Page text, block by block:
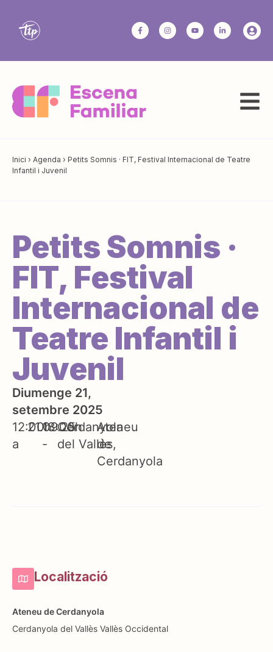
Inici › Agenda › Petits Somnis · FIT, Festival Internacional de Teatre
Infantil i Juvenil
Petits Somnis ·
FIT, Festival
Internacional de
Teatre Infantil i
Juvenil
Diumenge 21,
setembre 2025
12:00h
a
21.09.25
13:00h
-
Cerdanyola
del Vallès
Ateneu
de
Cerdanyola
Localització
Ateneu de Cerdanyola
Cerdanyola del Vallès Vallès Occidental